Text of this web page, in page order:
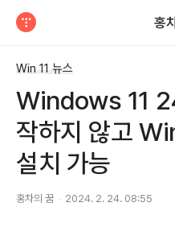
홍
Win 11 뉴스
Windows 11
작하지 않고
설치 가능
홍차의 꿈 2024. 2. 24. 08:55